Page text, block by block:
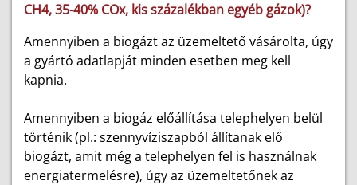
CH4, 35-40% COx, kis százalékban egyéb gázok)?
Amennyiben a biogázt az üzemeltető vásárolta, úgy
a gyártó adatlapját minden esetben meg kell
kapnia.
Amennyiben a biogáz előállítása telephelyen belül
történik (pl.: szennyvíziszapból állítanak elő
biogázt, amit még a telephelyen fel is használnak
energiatermelésre), úgy az üzemeltetőnek az